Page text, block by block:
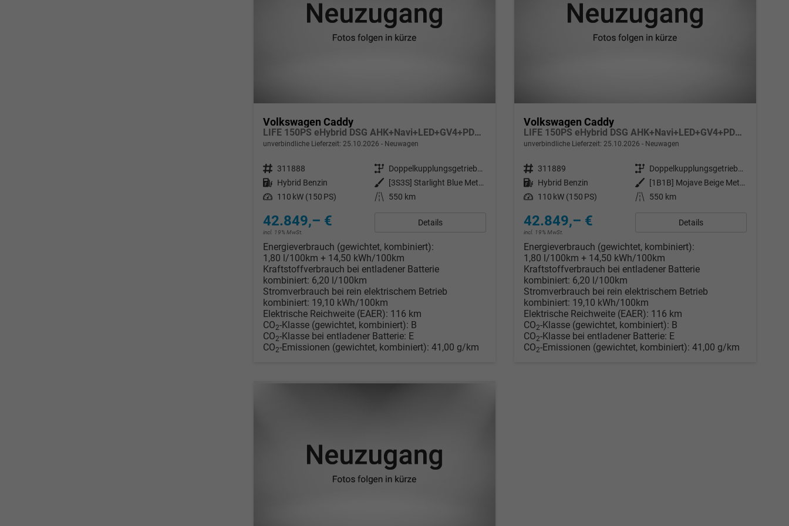
Volkswagen Caddy
LIFE 150PS eHybrid DSG AHK+Navi+LED+GV4+PDC+Sitzheiz+App-Connect
unverbindliche Lieferzeit: 25.10.2026 Neuwagen
Fahrzeugnr. 311888 Getriebe
Doppelkupplungsgetriebe (DSG)
Kraftstoff Hybrid Benzin Außenfarbe
[3S3S] Starlight Blue Metallic
Leistung 110 kW (150 PS) Kilometerstand 550 km
42.849,– €
incl. 19% MwSt.
Details
Energieverbrauch (gewichtet, kombiniert):
1,80 l/100km + 14,50 kWh/100km
Kraftstoffverbrauch bei entladener Batterie
kombiniert: 6,20 l/100km
Stromverbrauch bei rein elektrischem Betrieb
kombiniert: 19,10 kWh/100km
Elektrische Reichweite (EAER): 116 km
CO2-Klasse (gewichtet, kombiniert): B
CO2-Klasse bei entladener Batterie: E
CO2-Emissionen (gewichtet, kombiniert): 41,00 g/km
Volkswagen Caddy
LIFE 150PS eHybrid DSG AHK+Navi+LED+GV4+PDC+Sitzheiz+App-Connect
unverbindliche Lieferzeit: 25.10.2026 Neuwagen
Fahrzeugnr. 311889 Getriebe
Doppelkupplungsgetriebe (DSG)
Kraftstoff Hybrid Benzin Außenfarbe
[1B1B] Mojave Beige Metallic
Leistung 110 kW (150 PS) Kilometerstand 550 km
42.849,– €
incl. 19% MwSt.
Details
Energieverbrauch (gewichtet, kombiniert):
1,80 l/100km + 14,50 kWh/100km
Kraftstoffverbrauch bei entladener Batterie
kombiniert: 6,20 l/100km
Stromverbrauch bei rein elektrischem Betrieb
kombiniert: 19,10 kWh/100km
Elektrische Reichweite (EAER): 116 km
CO2-Klasse (gewichtet, kombiniert): B
CO2-Klasse bei entladener Batterie: E
CO2-Emissionen (gewichtet, kombiniert): 41,00 g/km